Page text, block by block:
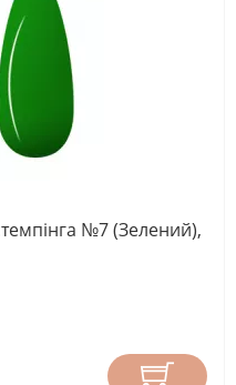
№7 (Зелений),